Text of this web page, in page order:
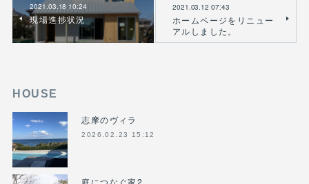
2021.03.18 10:24
現場進捗状況
2021.03.12 07:43
ホームページをリニュー
アルしました。
HOUSE
志摩のヴィラ
2026.02.23 15:12
庭につなぐ家2